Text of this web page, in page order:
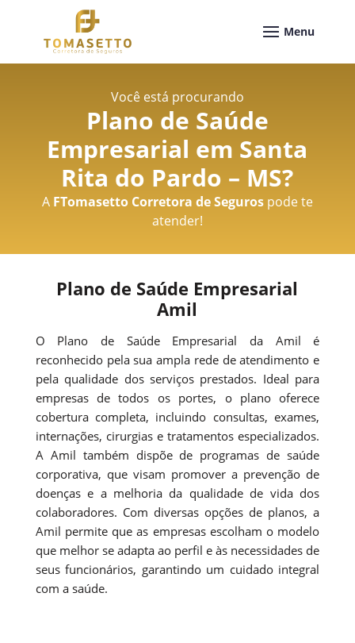
Você está procurando
Plano de Saúde
Empresarial em Santa
Rita do Pardo – MS?
A FTomasetto Corretora de Segurospode te
atender!
Plano de Saúde Empresarial
Amil
O Plano de Saúde Empresarial da Amil é
reconhecido pela sua ampla rede de atendimento e
pela qualidade dos serviços prestados. Ideal para
empresas de todos os portes, o plano oferece
cobertura completa, incluindo consultas, exames,
internações, cirurgias e tratamentos especializados.
A Amil também dispõe de programas de saúde
corporativa, que visam promover a prevenção de
doenças e a melhoria da qualidade de vida dos
colaboradores. Com diversas opções de planos, a
Amil permite que as empresas escolham o modelo
que melhor se adapta ao perfil e às necessidades de
seus funcionários, garantindo um cuidado integral
com a saúde.